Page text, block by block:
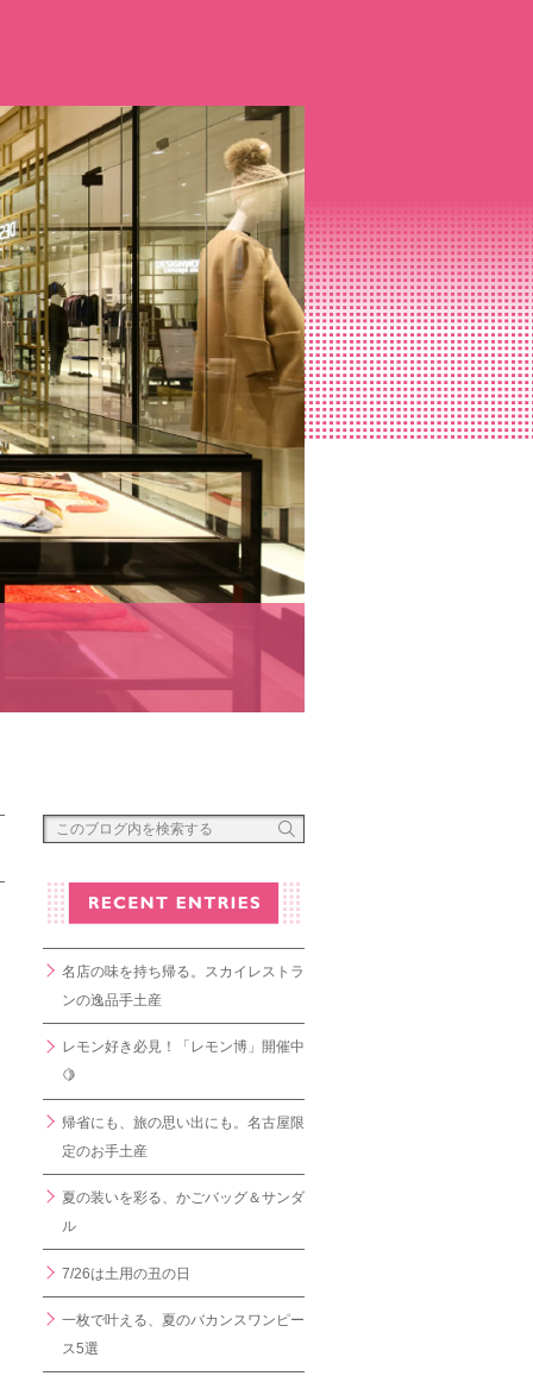
名店の味を持ち帰る。スカイレストラ
ンの逸品手土産
レモン好き必見！「レモン博」開催中
🍋
帰省にも、旅の思い出にも。名古屋限
定のお手土産
夏の装いを彩る、かごバッグ＆サンダ
ル
7/26は土用の丑の日
一枚で叶える、夏のバカンスワンピー
ス5選